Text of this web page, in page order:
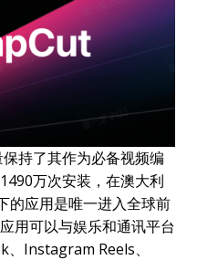
持了其作为必备视频编
万次安装，在澳大利
的应用是唯一进入全球前
用可以与娱乐和通讯平台
Instagram Reels、